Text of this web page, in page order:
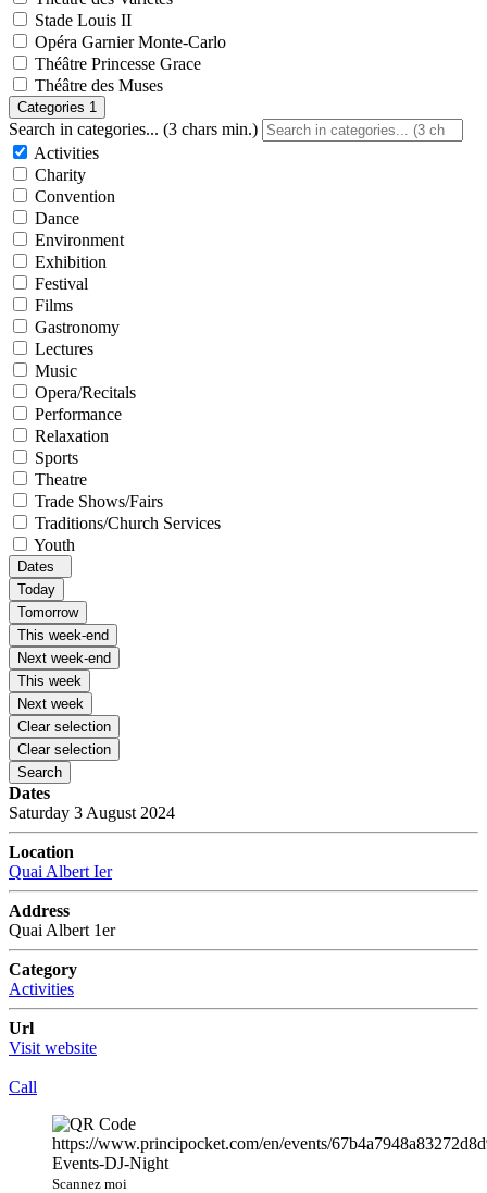
Stade Louis II
Opéra Garnier Monte-Carlo
Théâtre Princesse Grace
Théâtre des Muses
Categories 1
Search in categories... (3 chars min.)
Activities
Charity
Convention
Dance
Environment
Exhibition
Festival
Films
Gastronomy
Lectures
Music
Opera/Recitals
Performance
Relaxation
Sports
Theatre
Trade Shows/Fairs
Traditions/Church Services
Youth
Dates
Today
Tomorrow
This week-end
Next week-end
This week
Next week
Clear selection
Clear selection
Search
Dates
Saturday 3 August 2024
Location
Quai Albert Ier
Address
Quai Albert 1er
Category
Activities
Url
Visit website
Call
Scannez moi